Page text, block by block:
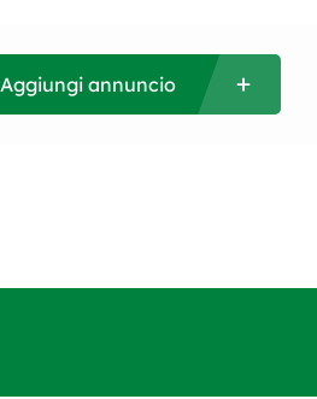
Aggiungi annuncio